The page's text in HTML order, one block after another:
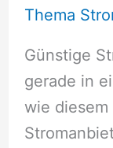
Thema
Günstige
gerade in
wie